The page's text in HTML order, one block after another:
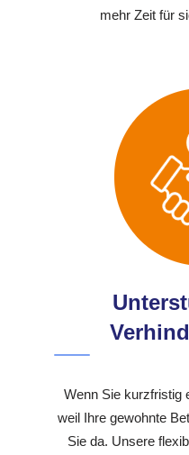
mehr Zeit für
Wenn Sie kurzfristig
weil Ihre gewohnte
Sie da. Unsere